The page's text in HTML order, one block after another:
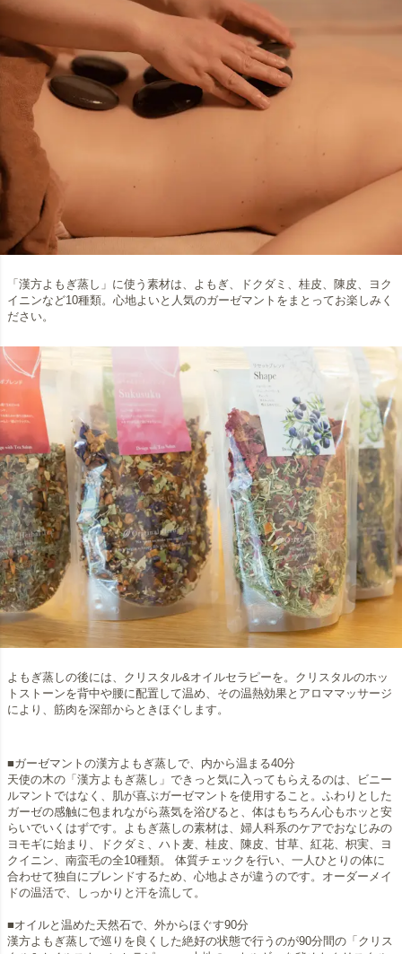
「漢方よもぎ蒸し」に使う素材は、よもぎ、ドクダミ、桂皮、陳皮、ヨク
イニンなど10種類。心地よいと人気のガーゼマントをまとってお楽しみく
ださい。
よもぎ蒸しの後には、クリスタル&オイルセラピーを。クリスタルのホッ
トストーンを背中や腰に配置して温め、その温熱効果とアロママッサージ
により、筋肉を深部からときほぐします。
■ガーゼマントの漢方よもぎ蒸しで、内から温まる40分
天使の木の「漢方よもぎ蒸し」できっと気に入ってもらえるのは、ビニー
ルマントではなく、肌が喜ぶガーゼマントを使用すること。ふわりとした
ガーゼの感触に包まれながら蒸気を浴びると、体はもちろん心もホッと安
らいでいくはずです。よもぎ蒸しの素材は、婦人科系のケアでおなじみの
ヨモギに始まり、ドクダミ、ハト麦、桂皮、陳皮、甘草、紅花、枳実、ヨ
クイニン、南蛮毛の全10種類。 体質チェックを行い、一人ひとりの体に
合わせて独自にブレンドするため、心地よさが違うのです。オーダーメイ
ドの温活で、しっかりと汗を流して。
■オイルと温めた天然石で、外からほぐす90分
漢方よもぎ蒸しで巡りを良くした絶好の状態で行うのが90分間の「クリス